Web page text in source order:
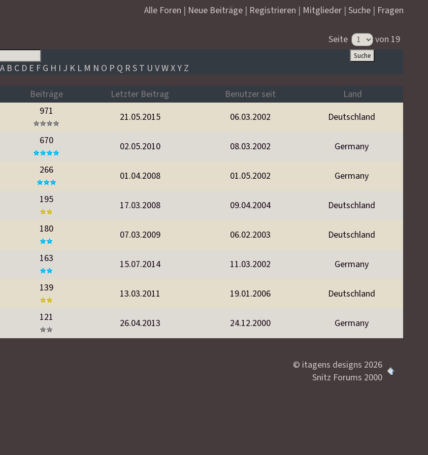
Alle Foren | Neue Beiträge | Registrieren | Mitglieder |Suche | Fragen
Seite von 19
A B C D E F G H I J K L M N O P Q R S T U VWXY Z
Beiträge Letzter Beitrag Benutzer seit
Land
971 21.05.2015 06.03.2002 Deutschland
670 02.05.2010 08.03.2002 Germany
266 01.04.2008 01.05.2002 Germany
195 17.03.2008 09.04.2004 Deutschland
180 07.03.2009 06.02.2003 Deutschland
163 15.07.2014 11.03.2002 Germany
139 13.03.2011 19.01.2006 Deutschland
121 26.04.2013 24.12.2000
Germany
© itagens designs 2026
Snitz Forums 2000